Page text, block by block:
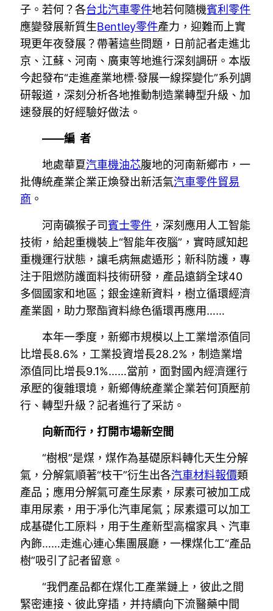
子。若何？各台北汽車零件地若何隨機賓利零件
應變發展新質生Bentley零件產力，迎難而上實
現更年夜發展？帶著這些問題，日前記者走進北
京、江蘇、河南、廣東等地進行深刻調研。本版
今起發布“走進產業地標·發展一線探變化”系列調
研報道，深刻分析各地推動制造業轉型升級、加
速發展的好經驗好做法。
——編 者
地處華夏汽車機油芯腹地的河南新鄉市，一
批傳統產業企業正煥發出新活氣汽車零件貿易
商 。
河南礦猴子司賓士零件 ，深刻應用人工智能
技術，給起重機裝上“智能年夜腦”，實時感知起
重機運行狀態，讓毛病無處遁形；新科防護，專
注于阻燃防護面料技術研發，產品遠銷全球40
多個國家和地區；銀金達新資料，樹立循環經濟
產業園，助力聚酯資料綠色循環再應用……
本年一季度，新鄉市規模以上工業增添值同
比增長8.6%，工業投資增長28.2%，制造業增
添值同比增長9.1%……當前，面對國內經濟運行
承壓的復雜環境，新鄉傳統產業企業若何頂壓前
行、轉型升級？記者進行了采訪。
向新而行，打開市場新空間
“樹根”是煤，煤作為基礎原料轉化天生分解
氣，分解氣順著“枝干”衍生出各汽車材料報價類
產品；應用分解氣可產生尿素，尿素可被加工成
車用尿素，用于凈化汽車尾氣；尿素還可以加工
成基礎化工原料，用于生產新型高檔家具、汽車
內飾……走進心連心集團展廳，一棵煤化工“產品
樹”吸引了記者留意。
“我們產品都在煤化工產業鏈上，彼此之間
緊密連接、彼此穿插，并持續向下流醫藥中間